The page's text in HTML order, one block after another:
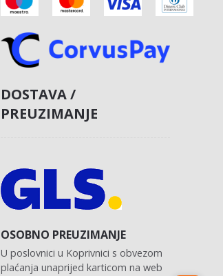
DOSTAVA /
PREUZIMANJE
OSOBNO PREUZIMANJE
U poslovnici u Koprivnici s obvezom
plaćanja unaprijed karticom na web